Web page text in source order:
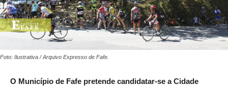
Foto: Ilustrativa / Arquivo Expresso de Fafe.
O Município de Fafe pretende candidatar-se a Cidade